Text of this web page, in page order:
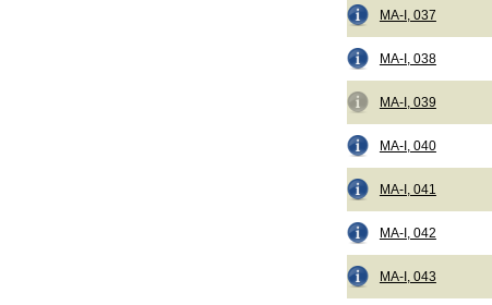
MA-I, 037
MA-I, 038
MA-I, 039
MA-I, 040
MA-I, 041
MA-I, 042
MA-I, 043